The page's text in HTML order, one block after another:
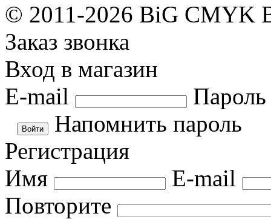
© 2011-2026 BiG CMYK
Заказ звонка
Вход в магазин
E-mail
Пароль
Напомнить пароль
Регистрация
Имя
E-mail
Повторите